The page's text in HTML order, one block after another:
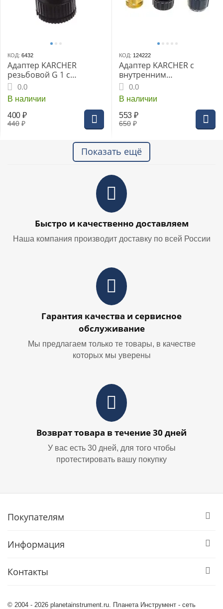
КОД: 6432
Адаптер KARCHER
резьбовой G 1 с
переходником G 3/4
0.0
В наличии
440 ₽
400 ₽
КОД: 124222
Адаптер KARCHER с
внутренним
соединением 2.645-
010.0
0.0
В наличии
650 ₽
553 ₽
Показать ещё
Быстро и качественно доставляем
Наша компания производит доставку по всей России
Гарантия качества и сервисное
обслуживание
Мы предлагаем только те товары, в качестве
которых мы уверены
Возврат товара в течение 30 дней
У вас есть 30 дней, для того чтобы
протестировать вашу покупку
Покупателям
Информация
Контакты
© 2004 - 2026 planetainstrument.ru. Планета Инструмент - сеть